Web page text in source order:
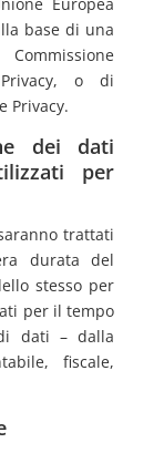
base di una
o di
Privacy.
dei dati
per
trattati
durata del
stesso per
per il tempo
dati – dalla
fiscale,